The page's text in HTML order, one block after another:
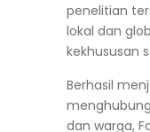
penelitian
lokal dan
kekhususan
Berhasil
dan warga,